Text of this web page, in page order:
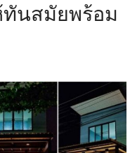
ทันสมัยพร้อม